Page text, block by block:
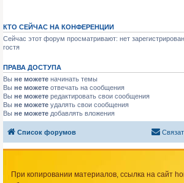
КТО СЕЙЧАС НА КОНФЕРЕНЦИИ
Сейчас этот форум просматривают: нет
гостя
ПРАВА ДОСТУПА
Вы не можете начинать темы
Вы не можете отвечать на сообщения
Вы не можете редактировать свои сообщения
Вы не можете удалять свои сообщения
Вы не можете добавлять вложения
Список форумов
При копировании материалов, ссылка на сайт